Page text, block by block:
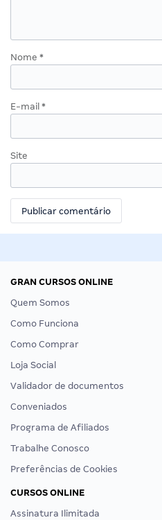
Nome *
E-mail *
Site
GRAN CURSOS ONLINE
Quem Somos
Como Funciona
Como Comprar
Loja Social
Validador de documentos
Conveniados
Programa de Afiliados
Trabalhe Conosco
Preferências de Cookies
CURSOS ONLINE
Assinatura Ilimitada